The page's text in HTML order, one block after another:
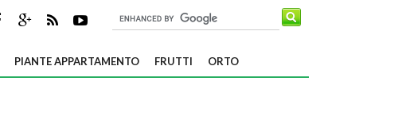
PIANTE APPARTAMENTO FRUTTI ORTO